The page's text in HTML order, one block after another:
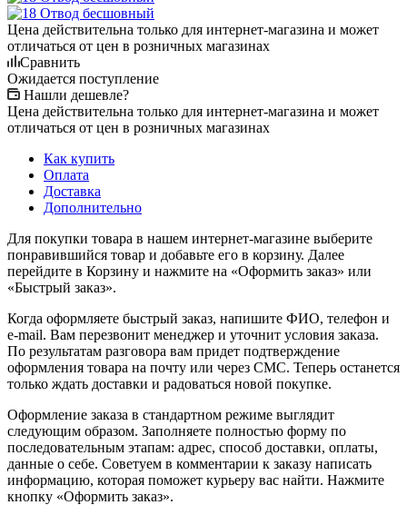
Цена действительна только для интернет-магазина и может
отличаться от цен в розничных магазинах
Сравнить
Ожидается поступление
Нашли дешевле?
Цена действительна только для интернет-магазина и может
отличаться от цен в розничных магазинах
Как купить
Оплата
Доставка
Дополнительно
Для покупки товара в нашем интернет-магазине выберите
понравившийся товар и добавьте его в корзину. Далее
перейдите в Корзину и нажмите на «Оформить заказ» или
«Быстрый заказ».
Когда оформляете быстрый заказ, напишите ФИО, телефон и
e-mail. Вам перезвонит менеджер и уточнит условия заказа.
По результатам разговора вам придет подтверждение
оформления товара на почту или через СМС. Теперь останется
только ждать доставки и радоваться новой покупке.
Оформление заказа в стандартном режиме выглядит
следующим образом. Заполняете полностью форму по
последовательным этапам: адрес, способ доставки, оплаты,
данные о себе. Советуем в комментарии к заказу написать
информацию, которая поможет курьеру вас найти. Нажмите
кнопку «Оформить заказ».